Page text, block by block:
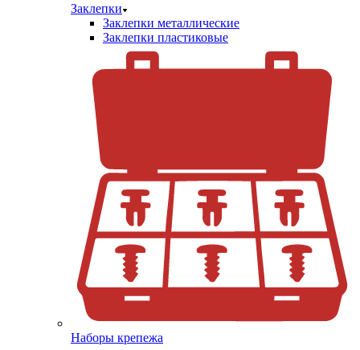
Заклепки
Заклепки металлические
Заклепки пластиковые
Наборы крепежа